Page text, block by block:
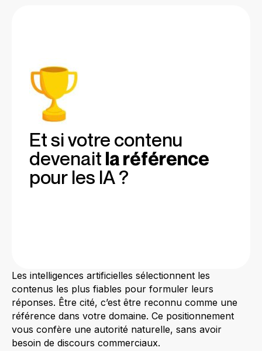
Et si votre contenu
devenait la référence
pour les IA ?
Les intelligences artificielles sélectionnent les
contenus les plus fiables pour formuler leurs
réponses. Être cité, c’est être reconnu comme une
référence dans votre domaine. Ce positionnement
vous confère une autorité naturelle, sans avoir
besoin de discours commerciaux.